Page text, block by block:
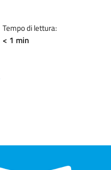
Tempo di lettura:
< 1 min